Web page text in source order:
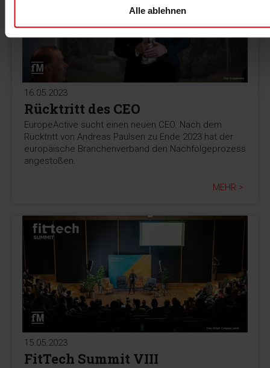
Alle ablehnen
16.05.2023
Rücktritt des CEO
EuropeActive sucht einen neuen CEO. Nach dem
Rücktritt von Andreas Paulsen zu Ende 2023 hat der
europäische Branchenverband den Nachfolgeprozess
angestoßen.
MEHR >
15.05.2023
FitTech Summit VIII